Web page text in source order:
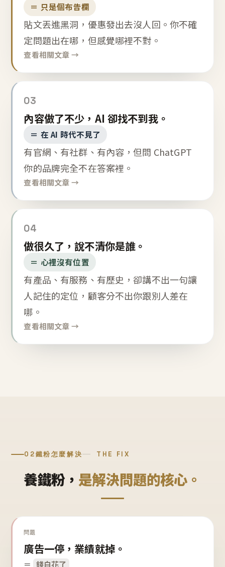
＝ 只是個布告欄
貼文丟進黑洞，優惠發出去沒人回。你不確
定問題出在哪，但感覺哪裡不對。
查看相關文章 →
03
內容做了不少，AI 卻找不到我。
＝ 在 AI 時代不見了
有官網、有社群、有內容，但問 ChatGPT
你的品牌完全不在答案裡。
查看相關文章 →
04
做很久了，說不清你是誰。
＝ 心裡沒有位置
有產品、有服務、有歷史，卻講不出一句讓
人記住的定位，顧客分不出你跟別人差在
哪。
查看相關文章 →
02鐵粉怎麼解決 THE FIX
養鐵粉， 是解決問題的核心。
問題
廣告一停，業績就掉。
＝ 錢白花了